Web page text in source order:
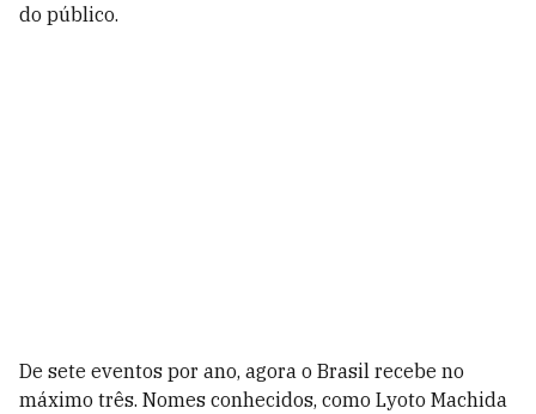
do público.
De sete eventos por ano, agora o Brasil recebe no
máximo três. Nomes conhecidos, como Lyoto Machida